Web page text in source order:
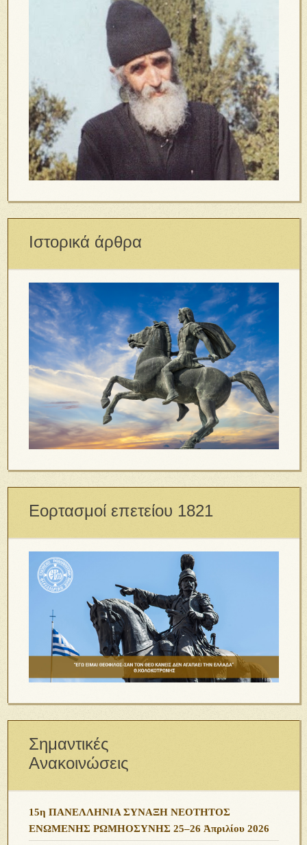
Ιστορικά άρθρα
Εορτασμοί επετείου 1821
Σημαντικές
Ανακοινώσεις
15η ΠΑΝΕΛΛΗΝΙΑ ΣΥΝΑΞΗ ΝΕΟΤΗΤΟΣ
ΕΝΩΜΕΝΗΣ ΡΩΜΗΟΣΥΝΗΣ 25–26 Ἀπριλίου 2026